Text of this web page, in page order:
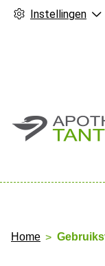
Instellingen
Home